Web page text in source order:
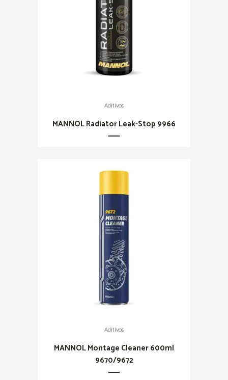
Aditivos
MANNOL Radiator Leak-Stop 9966
Aditivos
MANNOL Montage Cleaner 600ml
9670/9672